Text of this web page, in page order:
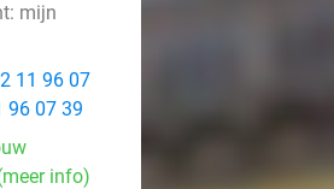
mijn
11 96 07
96 07 39
info)